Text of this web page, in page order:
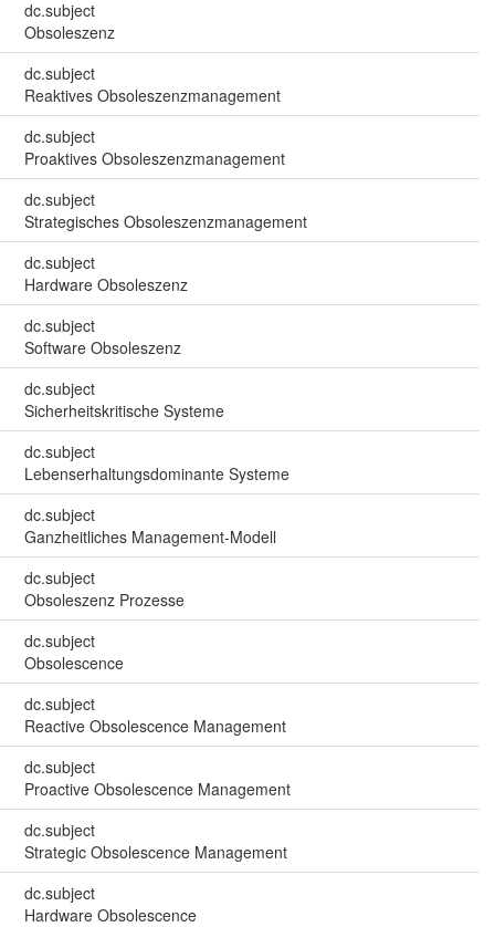
dc.subject
Obsoleszenz
dc.subject
Reaktives Obsoleszenzmanagement
dc.subject
Proaktives Obsoleszenzmanagement
dc.subject
Strategisches Obsoleszenzmanagement
dc.subject
Hardware Obsoleszenz
dc.subject
Software Obsoleszenz
dc.subject
Sicherheitskritische Systeme
dc.subject
Lebenserhaltungsdominante Systeme
dc.subject
Ganzheitliches Management-Modell
dc.subject
Obsoleszenz Prozesse
dc.subject
Obsolescence
dc.subject
Reactive Obsolescence Management
dc.subject
Proactive Obsolescence Management
dc.subject
Strategic Obsolescence Management
dc.subject
Hardware Obsolescence